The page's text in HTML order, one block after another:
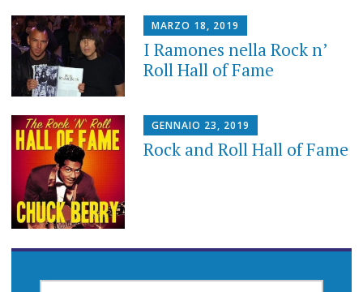
MARZO 18, 2019
I Ramones nella Rock n’
Roll Hall of Fame
GENNAIO 23, 2019
Rock and Roll Hall of Fame